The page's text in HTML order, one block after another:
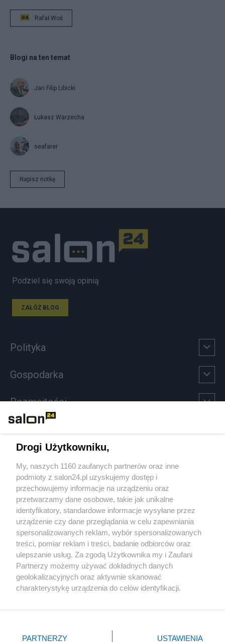
Rafał Woś
Blogi na ten temat
Jan Filip Libicki
Łukasz Warzecha
seafarer
Napisz notkę
Podziel się swoją opinią
ZAŁÓŻ BLOG
Polityka
Gospodarka
Rozmaitości
Sport
Społeczeństwo
Kultura
X Facebook Instagram Youtube
Drogi Użytkowniku,
My, naszych 1160 zaufanych partnerów oraz inne
podmioty z salon24.pl uzyskujemy dostęp i
przechowujemy informacje na urządzeniu oraz
przetwarzamy dane osobowe, takie jak unikalne
identyfikatory, standardowe informacje wysyłane przez
urządzenie czy dane przeglądania w celu zapewniania
spersonalizowanych reklam, wybór spersonalizowanych
treści, pomiar reklam i treści, badanie odbiorców oraz
ulepszanie usług. Za zgodą Użytkownika my i Zaufani
Partnerzy możemy używać dokładnych danych
geolokalizacyjnych oraz aktywnie skanować
charakterystykę urządzenia do celów identyfikacji.
zmienić/wycofać klikając przycisk ustawień prywatności
PARTNERZY USTAWIENIA